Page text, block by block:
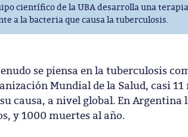
científico de la UBA desarrolla una
a la bacteria que causa la tuberculosis.
se piensa en la tuberculosis
Mundial de la Salud, casi
causa, a nivel global. En
y 1000 muertes al año.